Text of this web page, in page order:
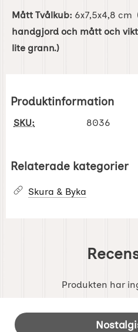
Mått Tvålkub: 6x7,5x4,8 cm
handgjord och mått och
lite grann.)
Produktinformation
SKU: 8036
Relaterade kategorier
Skura & Byka
Produkten har
Sidfot Blandad info